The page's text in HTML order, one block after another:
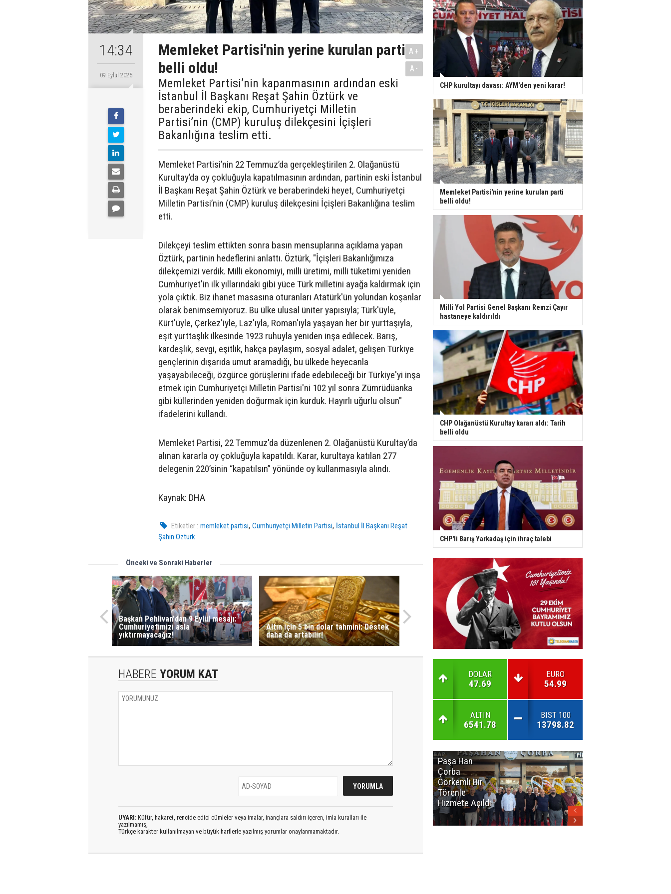
14:34
09 Eylül 2025
Memleket Partisi'nin yerine kurulan parti
belli oldu!
Memleket Partisi’nin kapanmasının ardından eski
İstanbul İl Başkanı Reşat Şahin Öztürk ve
beraberindeki ekip, Cumhuriyetçi Milletin
Partisi’nin (CMP) kuruluş dilekçesini İçişleri
Bakanlığına teslim etti.
A+
A-
Memleket Partisi’nin 22 Temmuz’da gerçekleştirilen 2. Olağanüstü
Kurultay’da oy çokluğuyla kapatılmasının ardından, partinin eski İstanbul
İl Başkanı Reşat Şahin Öztürk ve beraberindeki heyet, Cumhuriyetçi
Milletin Partisi’nin (CMP) kuruluş dilekçesini İçişleri Bakanlığına teslim
etti.
Dilekçeyi teslim ettikten sonra basın mensuplarına açıklama yapan
Öztürk, partinin hedeflerini anlattı. Öztürk, "İçişleri Bakanlığımıza
dilekçemizi verdik. Milli ekonomiyi, milli üretimi, milli tüketimi yeniden
Cumhuriyet'in ilk yıllarındaki gibi yüce Türk milletini ayağa kaldırmak için
yola çıktık. Biz ihanet masasına oturanları Atatürk'ün yolundan koşanlar
olarak benimsemiyoruz. Bu ülke ulusal üniter yapısıyla; Türk'üyle,
Kürt'üyle, Çerkez'iyle, Laz'ıyla, Roman'ıyla yaşayan her bir yurttaşıyla,
eşit yurttaşlık ilkesinde 1923 ruhuyla yeniden inşa edilecek. Barış,
kardeşlik, sevgi, eşitlik, hakça paylaşım, sosyal adalet, gelişen Türkiye
gençlerinin dışarıda umut aramadığı, bu ülkede heyecanla
yaşayabileceği, özgürce görüşlerini ifade edebileceği bir Türkiye'yi inşa
etmek için Cumhuriyetçi Milletin Partisi'ni 102 yıl sonra Zümrüdüanka
gibi küllerinden yeniden doğurmak için kurduk. Hayırlı uğurlu olsun"
ifadelerini kullandı.
Memleket Partisi, 22 Temmuz'da düzenlenen 2. Olağanüstü Kurultay’da
alınan kararla oy çokluğuyla kapatıldı. Karar, kurultaya katılan 277
delegenin 220’sinin “kapatılsın” yönünde oy kullanmasıyla alındı.
Kaynak: DHA
Etiketler : memleket partisi,Cumhuriyetçi Milletin Partisi, İstanbul İl Başkanı Reşat
Şahin Öztürk
Önceki ve Sonraki Haberler
Başkan Pehlivan'dan 9 Eylül mesajı:
Cumhuriyetimizi asla
yıktırmayacağız!
Altın için 5 bin dolar tahmini: Destek
daha da artabilir!
HABERE YORUM KAT
UYARI: Küfür, hakaret, rencide edici cümleler veya imalar, inançlara saldırı içeren, imla kuralları ile
yazılmamış,
Türkçe karakter kullanılmayan ve büyük harflerle yazılmış yorumlar onaylanmamaktadır.
CHP kurultayı davası: AYM'den yeni karar!
Memleket Partisi'nin yerine kurulan parti
belli oldu!
Milli Yol Partisi Genel Başkanı Remzi Çayır
hastaneye kaldırıldı
CHP Olağanüstü Kurultay kararı aldı: Tarih
belli oldu
CHP'li Barış Yarkadaş için ihraç talebi
DOLAR
47.69
EURO
54.99
ALTIN
6541.78
BIST 100
13798.82
Paşa Han
Çorba
Görkemli Bir
Törenle
Hizmete Açıldı